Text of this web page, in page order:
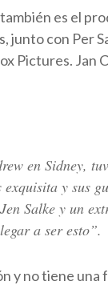
es el
junto con Per
Pictures. Jan
en Sidney,
y sus
Salke y un
a ser esto”.
y no tiene una